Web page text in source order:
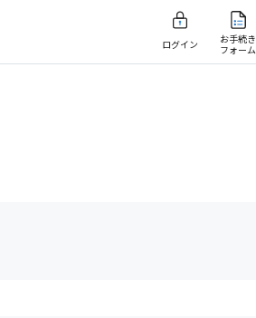
ログイン
お手続き
フォーム